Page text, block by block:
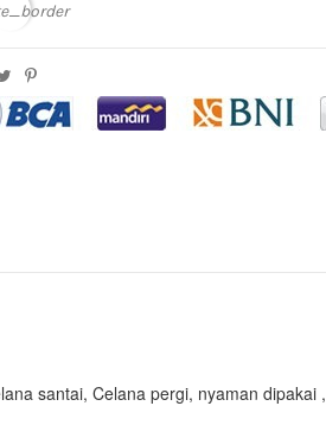
santai, Celana pergi, nyaman dipakai ,